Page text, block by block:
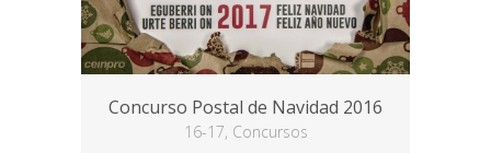
Concurso Postal de Navidad 2016
16-17, Concursos